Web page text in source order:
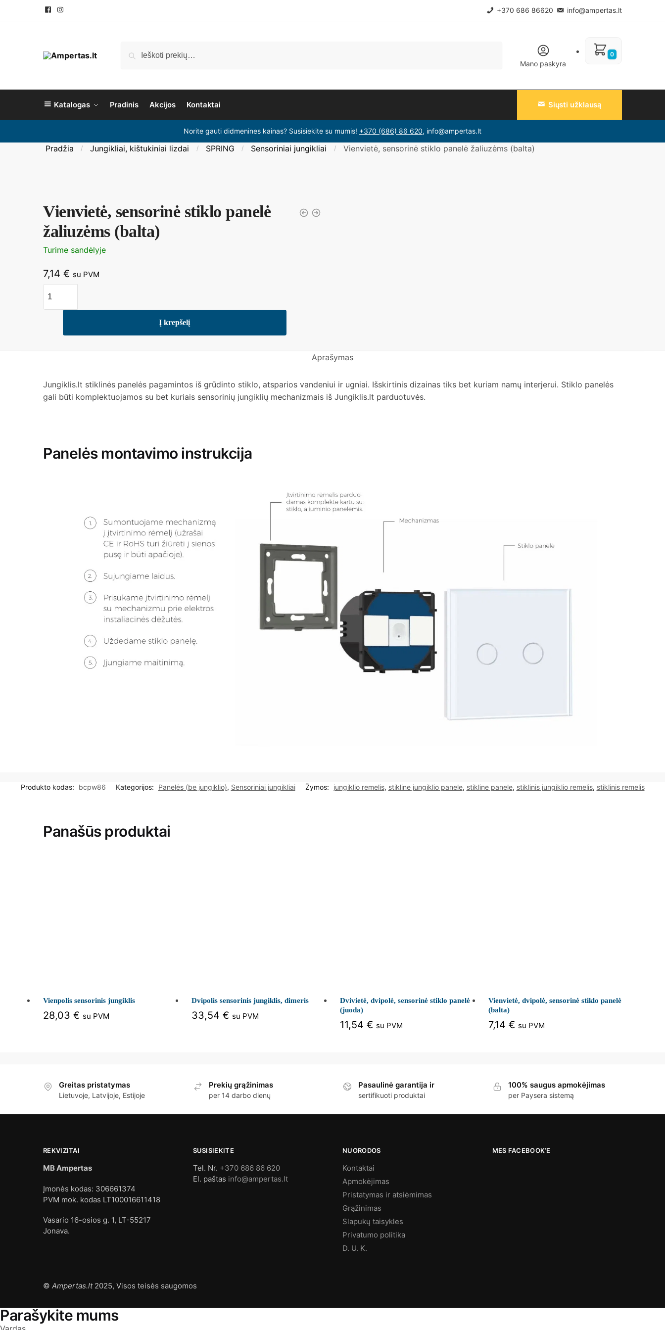
+370 686 86620 info@ampertas.lt
Mano paskyra
0
Katalogas Pradinis Akcijos Kontaktai Siųsti užklausą
Norite gauti didmenines kainas? Susisiekite su mumis! +370 (686) 86 620, info@ampertas.lt
Pradžia / Jungikliai, kištukiniai lizdai / SPRING / Sensoriniai jungikliai / Vienvietė, sensorinė stiklo panelė žaliuzėms (balta)
Vienvietė, sensorinė stiklo panelė
žaliuzėms (balta)
Turime sandėlyje
7,14€ su PVM
kiekis:
Vienvietė,
Į krepšelį
Aprašymas
Jungiklis.lt stiklinės panelės pagamintos iš grūdinto stiklo, atsparios vandeniui ir ugniai. Išskirtinis dizainas tiks bet kuriam namų interjerui. Stiklo panelės
gali būti komplektuojamos su bet kuriais sensorinių jungiklių mechanizmais iš Jungiklis.lt parduotuvės.
Panelės montavimo instrukcija
Produkto kodas: bcpw86 Kategorijos: Panelės (be jungiklio), Sensoriniai jungikliai Žymos: jungiklio remelis, stikline jungiklio panele, stikline panele, stiklinis jungiklio remelis, stiklinis remelis
Panašūs produktai
Vienpolis sensorinis jungiklis
28,03€ su PVM
Dvipolis sensorinis jungiklis, dimeris
33,54 € su PVM
Dvivietė, dvipolė, sensorinė stiklo panelė
(juoda)
11,54 € su PVM
Vienvietė, dvipolė, sensorinė stiklo panelė
(balta)
7,14 € su PVM
Greitas pristatymas
Lietuvoje, Latvijoje, Estijoje
Prekių grąžinimas
per 14 darbo dienų
Pasaulinė garantija ir
sertifikuoti produktai
100% saugus apmokėjimas
per Paysera sistemą
REKVIZITAI
MB Ampertas
Įmonės kodas: 306661374
PVM mok. kodas LT100016611418
Vasario 16-osios g. 1, LT-55217
Jonava.
SUSISIEKITE
Tel. Nr. +370 686 86 620
El. paštas info@ampertas.lt
NUORODOS
Kontaktai
Apmokėjimas
Pristatymas ir atsiėmimas
Grąžinimas
Slapukų taisykles
Privatumo politika
D. U. K.
MES FACEBOOK’E
© Ampertas.lt2025, Visos teisės saugomos
Parašykite mums